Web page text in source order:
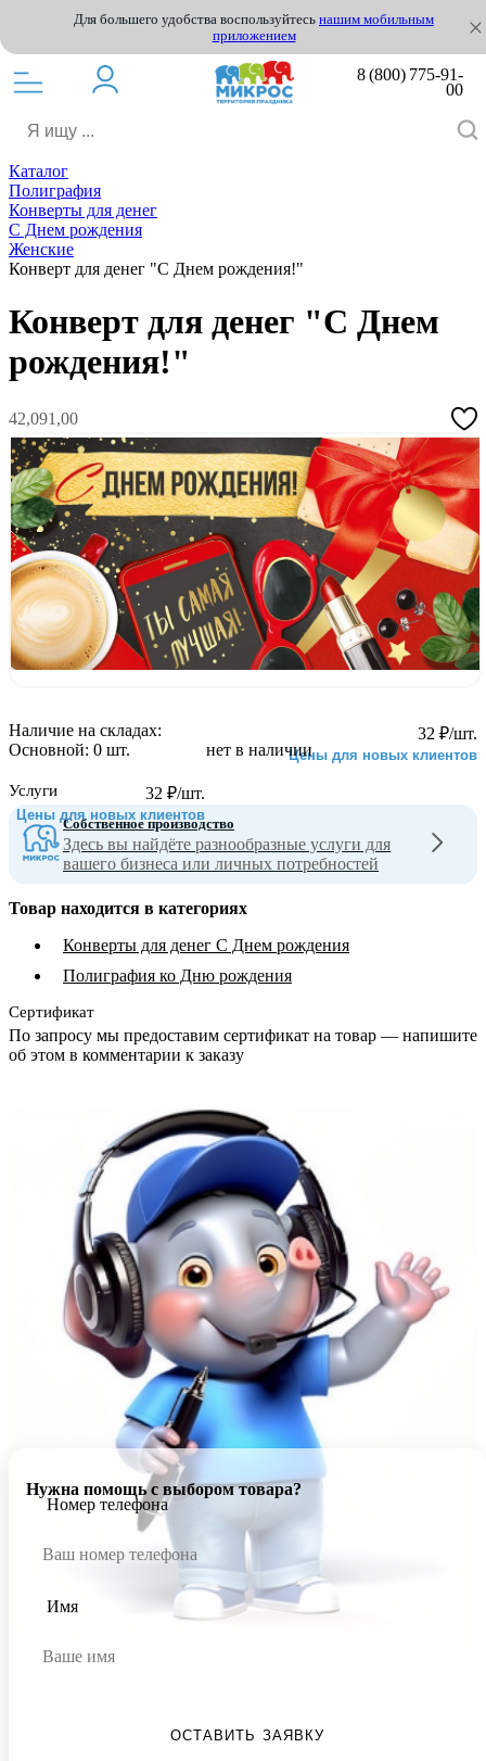
Для большего удобства воспользуйтесь нашим мобильным
приложением
8 (800) 775-91-
00
Каталог
Полиграфия
Конверты для денег
С Днем рождения
Женские
Конверт для денег "С Днем рождения!"
Конверт для денег "С Днем
рождения!"
42,091,00
32 ₽/шт.
Цены для новых клиентов
нет в наличии
32 ₽/шт.
Цены для новых клиентов
Наличие на складах:
Основной: 0 шт.
Услуги
Собственное производство
Здесь вы найдёте разнообразные услуги для
вашего бизнеса или личных потребностей
Товар находится в категориях
Конверты для денег С Днем рождения
Полиграфия ко Дню рождения
Сертификат
По запросу мы предоставим сертификат на товар — напишите
об этом в комментарии к заказу
Нужна помощь с выбором товара?
Номер телефона
Имя
ОСТАВИТЬ ЗАЯВКУ